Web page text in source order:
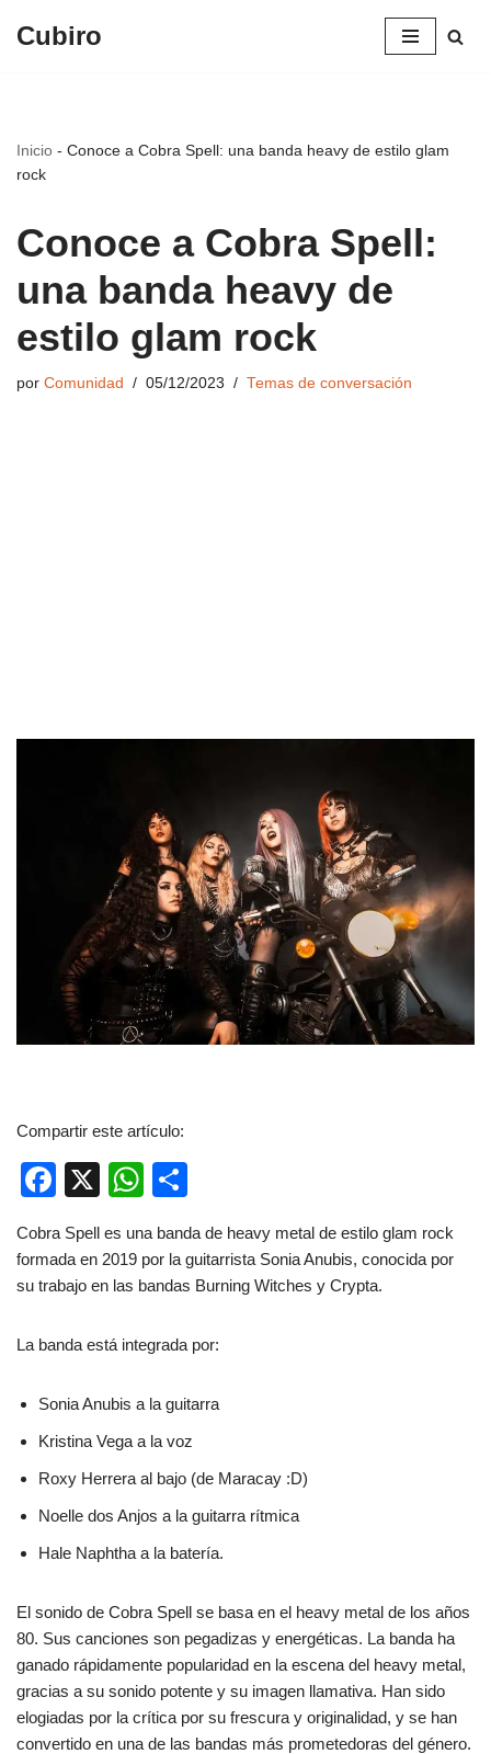
Cubiro
Inicio - Conoce a Cobra Spell: una banda heavy de estilo glam
rock
Conoce a Cobra Spell:
una banda heavy de
estilo glam rock
por Comunidad 05/12/2023 Temas de conversación
Compartir este artículo:
F
c
e
o
o
k
X
W
at
s
p
p
m
p
tir
Cobra Spell es una banda de heavy metal de estilo glam rock
formada en 2019 por la guitarrista Sonia Anubis, conocida por
su trabajo en las bandas Burning Witches y Crypta.
La banda está integrada por:
Sonia Anubis a la guitarra
Kristina Vega a la voz
Roxy Herrera al bajo (de Maracay :D)
Noelle dos Anjos a la guitarra rítmica
Hale Naphtha a la batería.
El sonido de Cobra Spell se basa en el heavy metal de los años
80. Sus canciones son pegadizas y energéticas. La banda ha
ganado rápidamente popularidad en la escena del heavy metal,
gracias a su sonido potente y su imagen llamativa. Han sido
elogiadas por la crítica por su frescura y originalidad, y se han
convertido en una de las bandas más prometedoras del género.